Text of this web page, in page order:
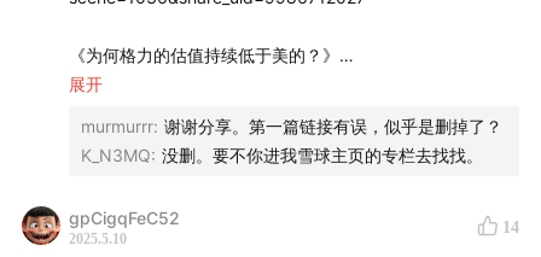
利润表中营业利润支撑来源不同，可以反映企业的核心竞争
要靠收购带来的利润以及投资收益；而恒瑞医药则是以高研
发投入和营销策略形成竞争优势，两者各有核心竞争力且发
展路径不同。
金流量表和资产负债表）的解读方法？
首先，利润表中的营业收入是衡量企业阶段性战略目标的重
《为何格力的估值持续低于美的？》
https://xueqiu.com/9986712027/245024748?
《规律与常识：战略管理视角看美的》
scene=1036&share_uid=9986712027
展开
murmurrr: 谢谢分享。第一篇链接有误，似乎是删掉了？
K_N3MQ: 没删。要不你进我雪球主页的专栏去找找。
gpCigqFeC52
2025.5.10
14